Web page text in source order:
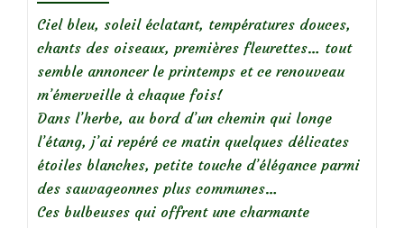
Ciel bleu, soleil éclatant, températures douces,
chants des oiseaux, premières fleurettes… tout
semble annoncer le printemps et ce renouveau
m’émerveille à chaque fois!
Dans l’herbe, au bord d’un chemin qui longe
l’étang, j’ai repéré ce matin quelques délicates
étoiles blanches, petite touche d’élégance parmi
des sauvageonnes plus communes…
Ces bulbeuses qui offrent une charmante